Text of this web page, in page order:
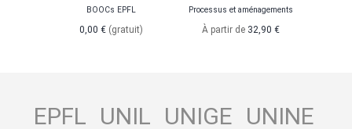
BOOCs EPFL
0,00 € (gratuit)
Processus et aménagements
À partir de 32,90 €
EPFL UNIL UNIGE UNINE